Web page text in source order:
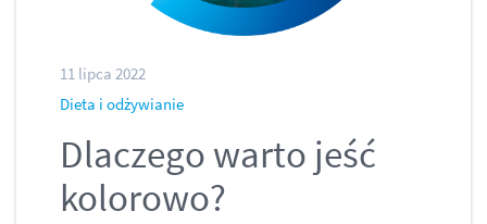
11 lipca 2022
Dieta i odżywianie
Dlaczego warto jeść
kolorowo?